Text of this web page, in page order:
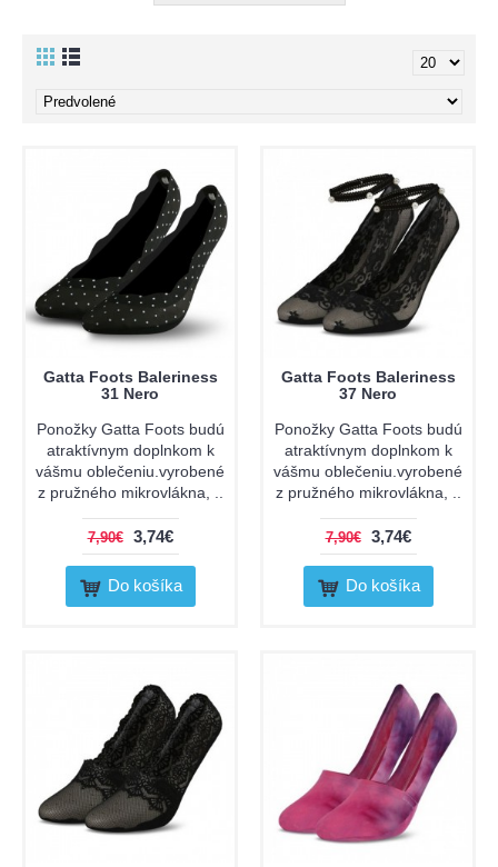
Gatta Foots Baleriness
31 Nero
Ponožky Gatta Foots budú
atraktívnym doplnkom k
vášmu oblečeniu.vyrobené
z pružného mikrovlákna, ..
7,90€ 3,74€
Do košíka
Gatta Foots Baleriness
37 Nero
Ponožky Gatta Foots budú
atraktívnym doplnkom k
vášmu oblečeniu.vyrobené
z pružného mikrovlákna, ..
7,90€ 3,74€
Do košíka